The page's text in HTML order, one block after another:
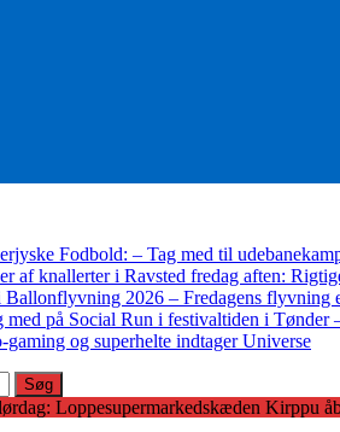
Fodbold: – Tag med til
af knallerter i Ravsted fredag aften:
2026 – Fredagens flyvning
med på Social Run i festivaltiden i
gaming og superhelte indtager Universe
Loppesupermarkedskæden Kirppu